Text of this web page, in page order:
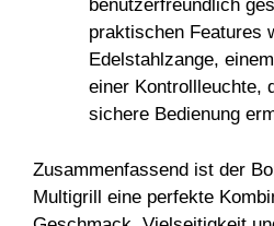
benutzerfreundlich
praktischen Features
Edelstahlzange,
einer Kontrollleuchte,
sichere Bedienung
Zusammenfassend ist der
Multigrill eine perfekte